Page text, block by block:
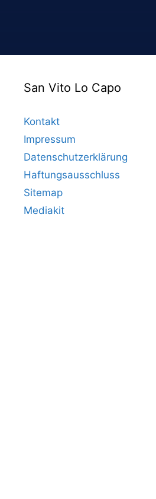
San Vito Lo Capo
Kontakt
Impressum
Datenschutzerklärung
Haftungsausschluss
Sitemap
Mediakit